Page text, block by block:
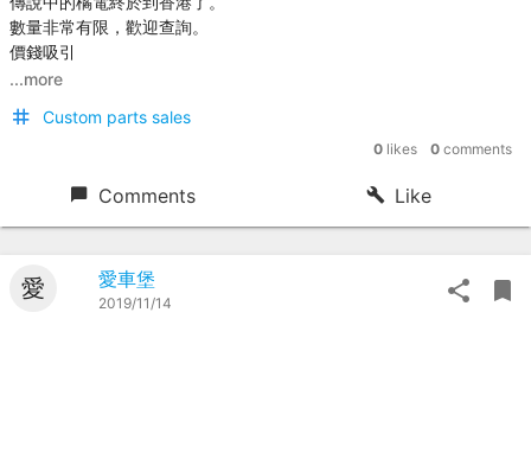
數量非常有限，歡迎查詢。
價錢吸引
...more
Custom parts sales
0 likes 0 comments
Comments Like
愛 愛車堡
2019/11/14